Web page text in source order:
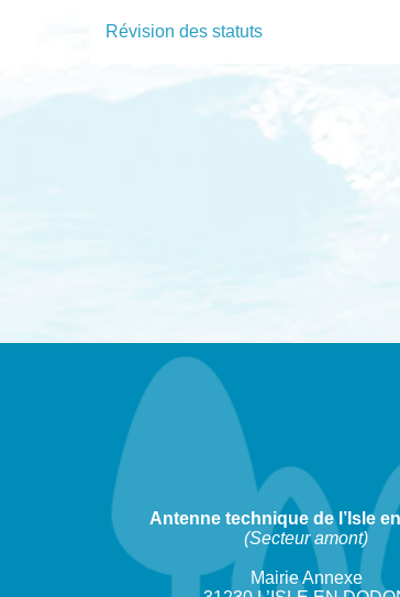
Révision des statuts
Antenne technique de l’Isle
(Secteur amont)
Mairie Annexe